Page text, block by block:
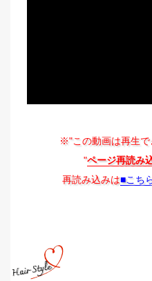
※"この動画は再生
"ページ再読み
再読み込みは■こち